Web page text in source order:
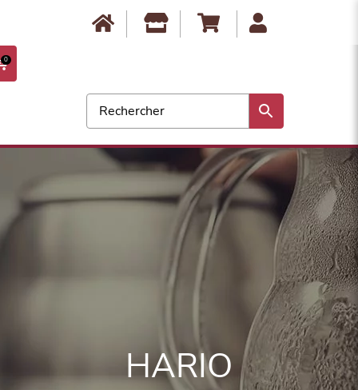
Anbassa est fermé du 10 août au 17 août. Les commandes ne seront
expédiées qu'à partir du 18 août. Bonnes vacances !
0
HARIO